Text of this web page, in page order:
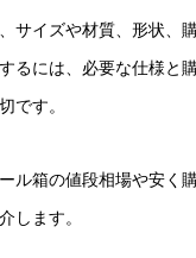
サイズや材質、形状、
るには、必要な仕様と
です。
ル箱の値段相場や安く
します。